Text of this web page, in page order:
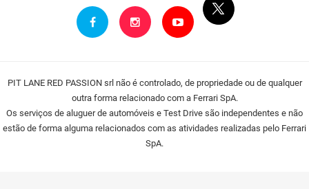
PIT LANE RED PASSION srl não é controlado, de propriedade ou de qualquer
outra forma relacionado com a Ferrari SpA.
Os serviços de aluguer de automóveis e Test Drive são independentes e não
estão de forma alguma relacionados com as atividades realizadas pelo Ferrari
SpA.